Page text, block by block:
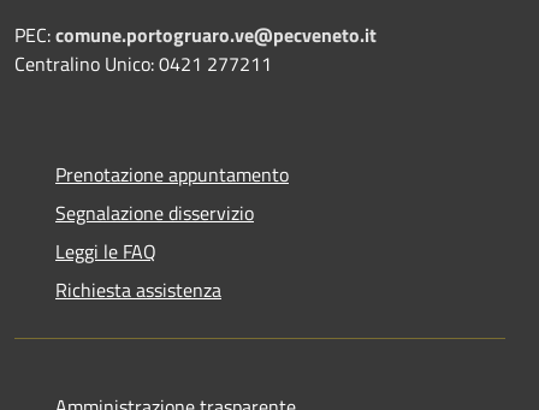
PEC:comune.portogruaro.ve@pecveneto.it
Centralino Unico: 0421 277211
Prenotazione appuntamento
Segnalazione disservizio
Leggi le FAQ
Richiesta assistenza